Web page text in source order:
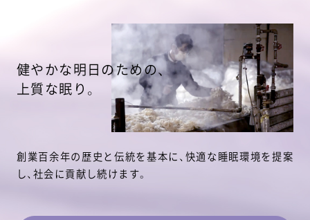
健やかな明日のための、
上質な眠り。
創業百余年の歴史と伝統を基本に、快適な睡眠環境を提案
し、 社会に貢献し続けます。